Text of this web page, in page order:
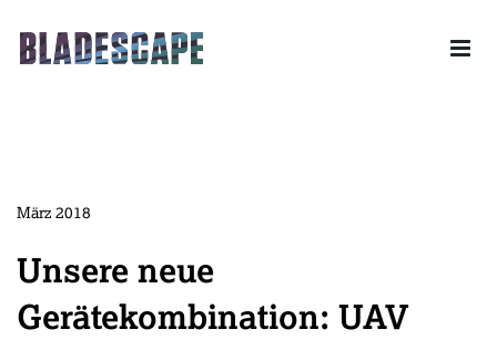
März 2018
Unsere neue
Gerätekombination: UAV